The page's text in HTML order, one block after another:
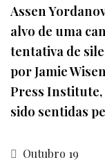
Assen
alvo de uma
tentativa de
por Jamie
Press Institute,
sido sentidas
Outubro 19